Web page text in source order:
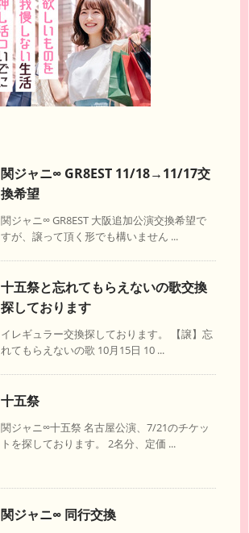
関ジャニ∞ GR8EST 11/18→11/17交
換希望
関ジャニ∞ GR8EST 大阪追加公演交換希望で
すが、譲って頂く形でも構いません ...
十五祭と忘れてもらえないの歌交換
探しております
イレギュラー交換探しております。 【譲】忘
れてもらえないの歌 10月15日 10 ...
十五祭
関ジャニ∞十五祭 名古屋公演、7/21のチケッ
トを探しております。 2名分、定価 ...
関ジャニ∞ 同行交換